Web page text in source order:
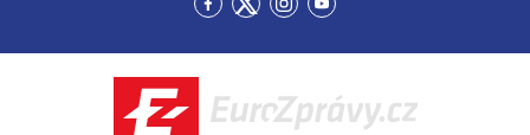
Přejít
Facebook
Přejít
Twitter
Přejít
Instagram
Přejít
YouTube
EuroZprávy.cz